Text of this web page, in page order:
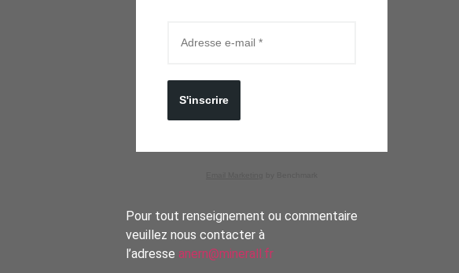
S'inscrire
Pour tout renseignement ou commentaire
veuillez nous contacter à
l’adresseanern@minerall.fr